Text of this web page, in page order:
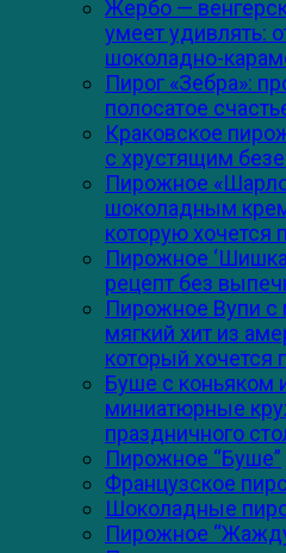
Жербо —
умеет удивлять:
шоколадно-
Пирог «Зебра»:
полосатое
Краковское
с хрустящим
Пирожное
шоколадным
которую хочется
Пирожное
рецепт без
Пирожное Вупи с
мягкий хит из
который хочется
Буше с коньяком
миниатюрные
праздничного
Пирожное “Буше”
Французское
Шоколадные
Пирожное